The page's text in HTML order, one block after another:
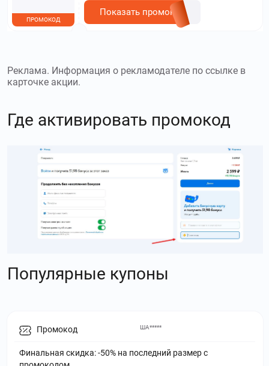
ПРОМОКОД
Показать промокод
Реклама. Информация о рекламодателе по ссылке в
карточке акции.
Где активировать промокод
Популярные купоны
Промокод
Финальная скидка: -50% на последний размер с
ША*****